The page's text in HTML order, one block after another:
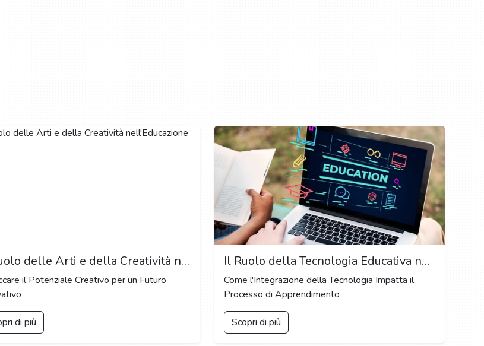
Il Ruolo delle Arti e della Creatività nell'Educazione
il Potenziale Creativo per un Futuro
di più
Il Ruolo della Tecnologia Educativa nel Migliorare i Risultati dell'Apprendimento: Strumenti Innovativi per l'Educazione del Futuro
Come l'Integrazione della Tecnologia Impatta il
Processo di Apprendimento
Scopri di più